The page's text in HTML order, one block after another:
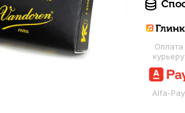
Оплата
курьеру
Alfa-Pay